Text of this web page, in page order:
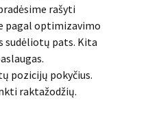
rašyti
pagal optimizavimo
sudėliotų pats. Kita
pozicijų pokyčius.
raktažodžių.